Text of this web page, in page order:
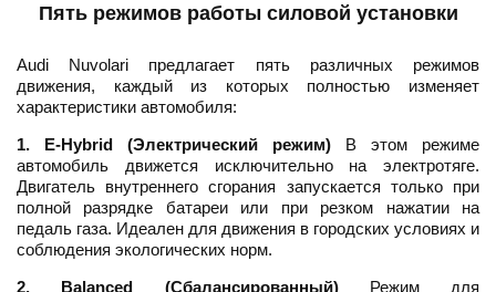
Пять режимов работы силовой установки
Audi Nuvolari предлагает пять различных режимов
движения, каждый из которых полностью изменяет
характеристики автомобиля:
1. E-Hybrid (Электрический режим) В этом режиме
автомобиль движется исключительно на электротяге.
Двигатель внутреннего сгорания запускается только при
полной разрядке батареи или при резком нажатии на
педаль газа. Идеален для движения в городских условиях и
соблюдения экологических норм.
2. Balanced (Сбалансированный)Режим для